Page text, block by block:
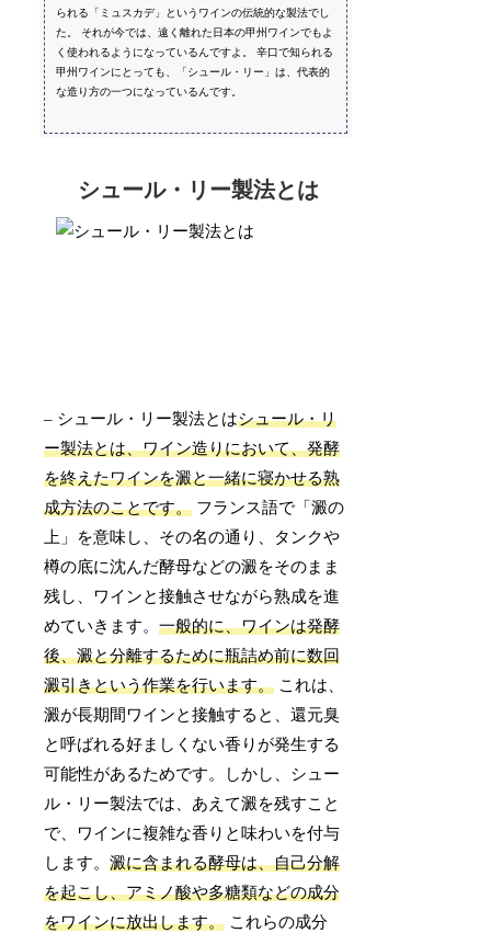
られる「ミュスカデ」というワインの伝統的な製法でし
た。 それが今では、遠く離れた日本の甲州ワインでもよ
く使われるようになっているんですよ。 辛口で知られる
甲州ワインにとっても、「シュール・リー」は、代表的
な造り方の一つになっているんです。
シュール・リー製法とは
– シュール・リー製法とはシュール・リ
ー製法とは、ワイン造りにおいて、発酵
を終えたワインを澱と一緒に寝かせる熟
成方法のことです。 フランス語で「澱の
上」を意味し、その名の通り、タンクや
樽の底に沈んだ酵母などの澱をそのまま
残し、ワインと接触させながら熟成を進
めていきます。一般的に、ワインは発酵
後、澱と分離するために瓶詰め前に数回
澱引きという作業を行います。 これは、
澱が長期間ワインと接触すると、還元臭
と呼ばれる好ましくない香りが発生する
可能性があるためです。しかし、シュー
ル・リー製法では、あえて澱を残すこと
で、ワインに複雑な香りと味わいを付与
します。澱に含まれる酵母は、自己分解
を起こし、アミノ酸や多糖類などの成分
をワインに放出します。 これらの成分